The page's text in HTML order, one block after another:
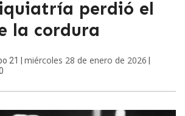
perdió el
la cordura
21 | miércoles 28 de enero de 2026